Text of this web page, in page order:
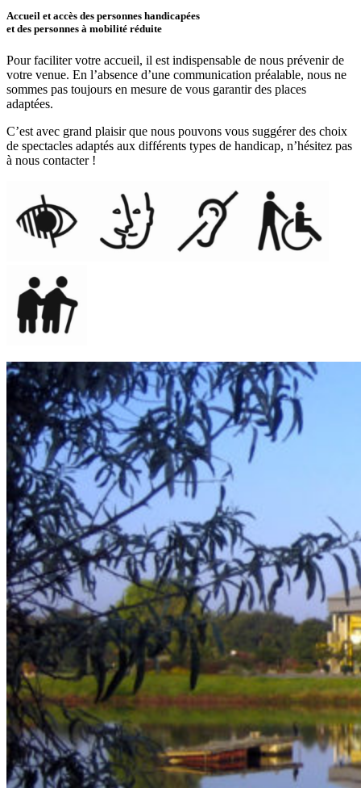
Accueil et accès des personnes handicapées
et des personnes à mobilité réduite
Pour faciliter votre accueil, il est indispensable de nous prévenir de
votre venue. En l’absence d’une communication préalable, nous ne
sommes pas toujours en mesure de vous garantir des places
adaptées.
C’est avec grand plaisir que nous pouvons vous suggérer des choix
de spectacles adaptés aux différents types de handicap, n’hésitez pas
à nous contacter !